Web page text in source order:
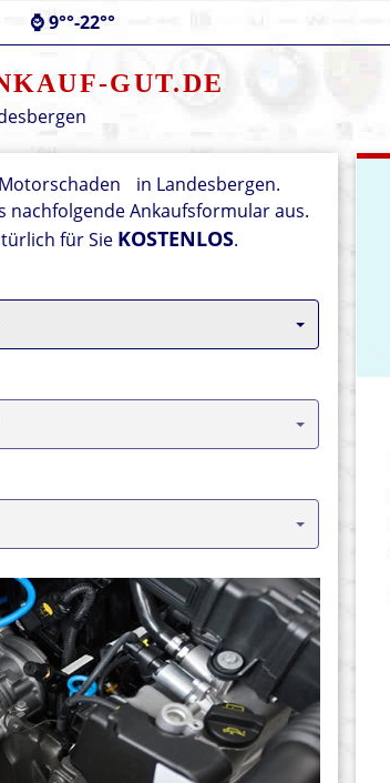
⌚9°°-22°°
GUT.DE
Motorschaden
in Landesbergen.
nachfolgende Ankaufsformular aus.
für Sie KOSTENLOS.